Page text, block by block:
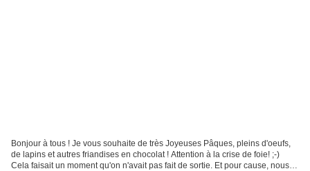
Bonjour à tous ! Je vous souhaite de très Joyeuses Pâques, pleins d'oeufs,
de lapins et autres friandises en chocolat ! Attention à la crise de foie! ;-)
Cela faisait un moment qu'on n'avait pas fait de sortie. Et pour cause, nous